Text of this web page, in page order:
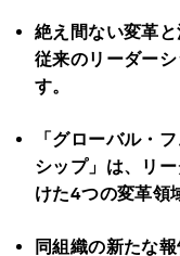
絶え間ない変革
従来のリーダー
す。
「グローバル・
シップ」は、リ
けた4つの変革領
同組織の新たな